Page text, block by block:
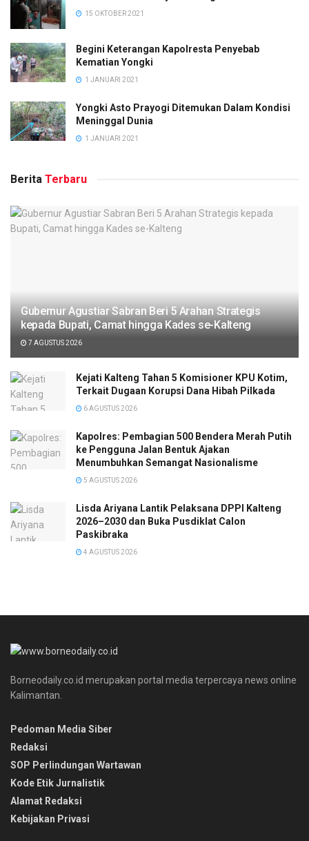
15 OKTOBER 2021
Begini Keterangan Kapolresta Penyebab
Kematian Yongki
1 JANUARI 2021
Yongki Asto Prayogi Ditemukan Dalam Kondisi
Meninggal Dunia
1 JANUARI 2021
Berita Terbaru
Gubernur Agustiar Sabran Beri 5 Arahan Strategis
kepada Bupati, Camat hingga Kades se-Kalteng
7 AGUSTUS 2026
Kejati Kalteng Tahan 5 Komisioner KPU Kotim,
Terkait Dugaan Korupsi Dana Hibah Pilkada
6 AGUSTUS 2026
Kapolres: Pembagian 500 Bendera Merah Putih
ke Pengguna Jalan Bentuk Ajakan
Menumbuhkan Semangat Nasionalisme
5 AGUSTUS 2026
Lisda Ariyana Lantik Pelaksana DPPI Kalteng
2026–2030 dan Buka Pusdiklat Calon
Paskibraka
4 AGUSTUS 2026
Borneodaily.co.id merupakan portal media terpercaya news online
Kalimantan.
Pedoman Media Siber
Redaksi
SOP Perlindungan Wartawan
Kode Etik Jurnalistik
Alamat Redaksi
Kebijakan Privasi